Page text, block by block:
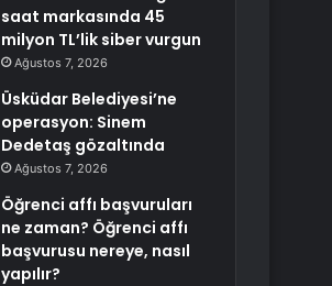
saat markasında 45
milyon TL’lik siber vurgun
Ağustos 7, 2026
Üsküdar Belediyesi’ne
operasyon: Sinem
Dedetaş gözaltında
Ağustos 7, 2026
Öğrenci affı başvuruları
ne zaman? Öğrenci affı
başvurusu nereye, nasıl
yapılır?